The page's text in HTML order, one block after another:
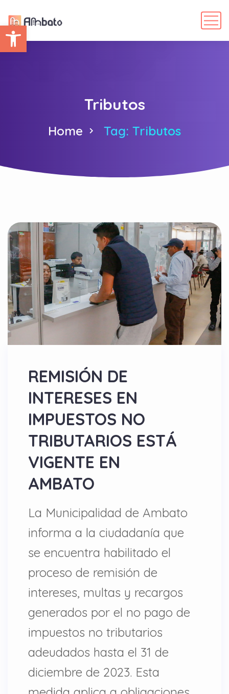
Abrir barra de herramientas
Tributos
Home Tag: Tributos
REMISIÓN DE
INTERESES EN
IMPUESTOS NO
TRIBUTARIOS ESTÁ
VIGENTE EN
AMBATO
La Municipalidad de Ambato
informa a la ciudadanía que
se encuentra habilitado el
proceso de remisión de
intereses, multas y recargos
generados por el no pago de
impuestos no tributarios
adeudados hasta el 31 de
diciembre de 2023. Esta